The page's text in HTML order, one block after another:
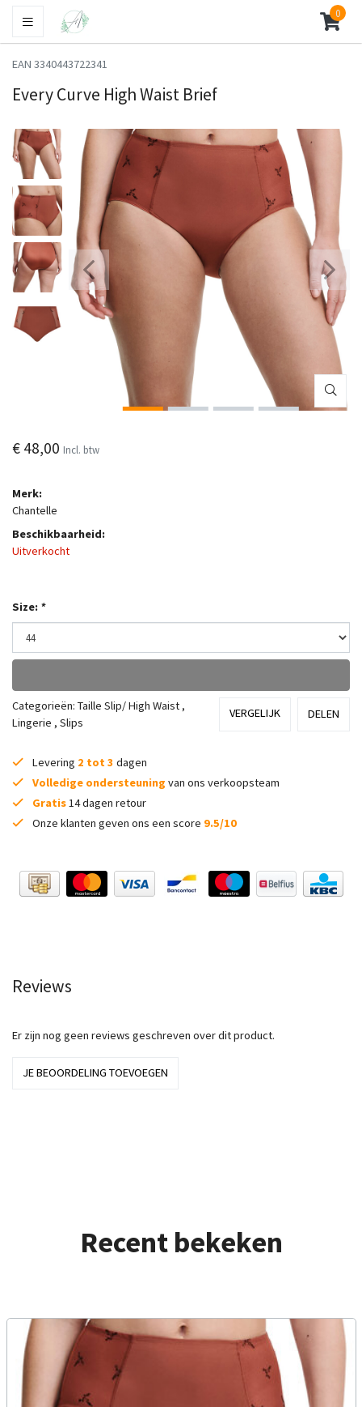
0
EAN 3340443722341
Every Curve High Waist Brief
€ 48,00 Incl. btw
Merk:
Chantelle
Beschikbaarheid:
Uitverkocht
Size: *
Categorieën: Taille Slip/ High Waist ,
Lingerie , Slips
VERGELIJK DELEN
Levering 2 tot 3 dagen
Volledige ondersteuning van ons verkoopsteam
Gratis 14 dagen retour
Onze klanten geven ons een score 9.5/10
Reviews
Er zijn nog geen reviews geschreven over dit product.
JE BEOORDELING TOEVOEGEN
Recent bekeken